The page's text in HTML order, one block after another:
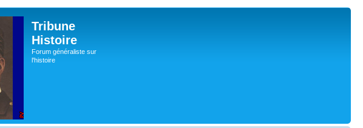
Tribune
Histoire
Forum généraliste sur
l'histoire